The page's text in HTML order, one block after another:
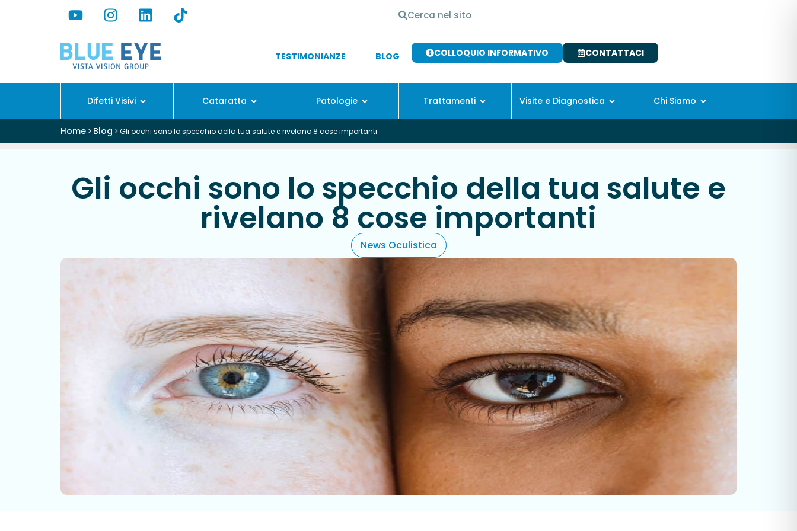
TESTIMONIANZE BLOG COLLOQUIO INFORMATIVO CONTATTACI
Difetti Visivi Cataratta Patologie Trattamenti Visite e Diagnostica Chi Siamo
Home > Blog > Gli occhi sono lo specchio della tua salute e rivelano 8 cose importanti
Gli occhi sono lo specchio della tua salute e
rivelano 8 cose importanti
News Oculistica